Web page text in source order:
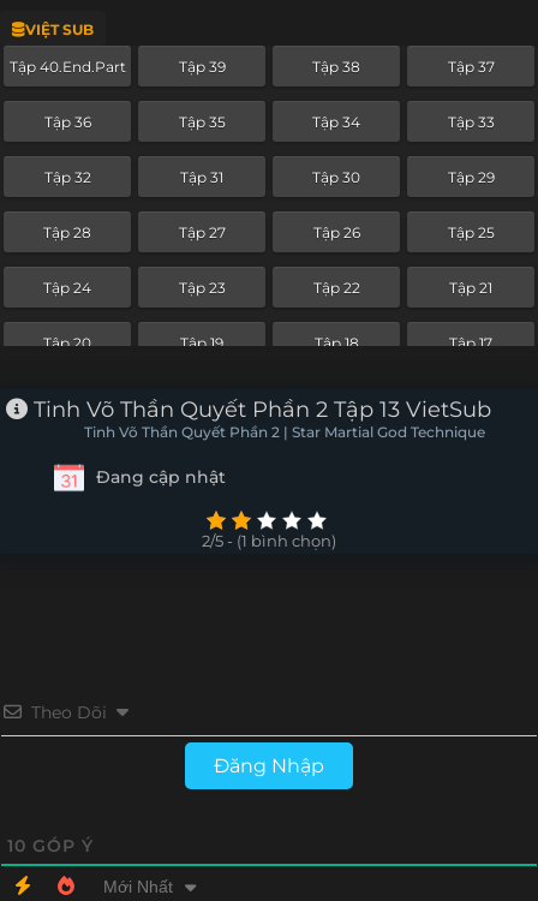
VIỆT SUB
Tập 40.End.Part Tập 39 Tập 38 Tập 37
Tập 36 Tập 35 Tập 34 Tập 33
Tập 32 Tập 31 Tập 30 Tập 29
Tập 28 Tập 27 Tập 26 Tập 25
Tập 24 Tập 23 Tập 22 Tập 21
Tập 20 Tập 19 Tập 18 Tập 17
Tập 16 Tập 15 Tập 14 Tập 13
Tập 7 Tập 6
Tinh Võ Thần Quyết Phần 2 Tập 13 VietSub
Tinh Võ Thần Quyết Phần 2 | Star Martial God Technique
Đang cập nhật
2/5 - (1 bình chọn)
Theo Dõi
Đăng Nhập
10 GÓP Ý
Mới Nhất